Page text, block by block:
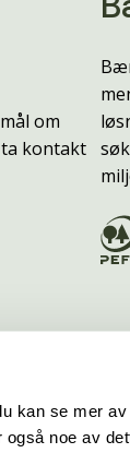
kan se mer
noe av
om
kontakt